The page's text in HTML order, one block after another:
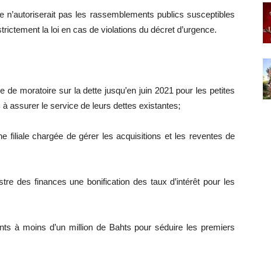
n’autoriserait pas les rassemblements publics susceptibles
la loi en cas de violations du décret d’urgence.
de moratoire sur la dette jusqu’en juin 2021 pour les petites
assurer le service de leurs dettes existantes;
filiale chargée de gérer les acquisitions et les reventes de
des finances une bonification des taux d’intérêt pour les
à moins d’un million de Bahts pour séduire les premiers